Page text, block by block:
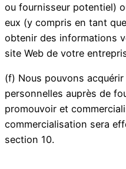
ou fournisseur potentiel)
eux (y compris en tant
obtenir des informations
site Web de votre
(f) Nous pouvons
personnelles auprès de
promouvoir et
commercialisation sera
section 10.